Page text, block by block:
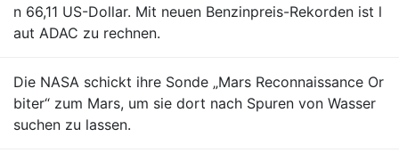
n 66,11 US-Dollar. Mit neuen Benzinpreis-Rekorden ist l
aut ADAC zu rechnen.
Die NASA schickt ihre Sonde „Mars Reconnaissance Or
biter“ zum Mars, um sie dort nach Spuren von Wasser
suchen zu lassen.